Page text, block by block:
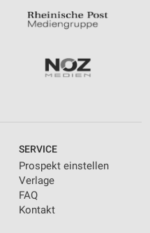
SERVICE
Prospekt einstellen
Verlage
FAQ
Kontakt